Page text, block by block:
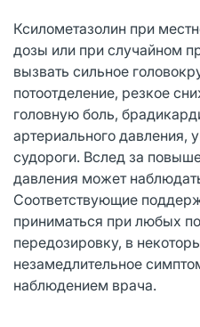
Ксилометазолин при
дозы или при случайном
вызвать сильное
потоотделение, резкое
головную боль,
артериального давления,
судороги. Вслед за
давления может
Соответствующие
приниматься при любых
передозировку, в
незамедлительное
наблюдением врача.